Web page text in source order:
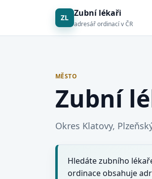
ZL Zubní lékaři
adresář ordinací v ČR
MĚSTO
Zubní
Okres Klatovy,
Hledáte zubního
ordinace obsahuje